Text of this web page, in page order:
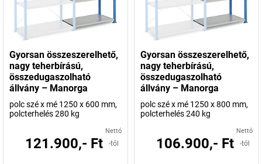
Gyorsan összeszerelhető,
nagy teherbírású,
összedugaszolható
állvány – Manorga
polc szé x mé 1250 x 600 mm,
polcterhelés 280 kg
Nettó
121.900,- Ft -tól
Gyorsan összeszerelhető,
nagy teherbírású,
összedugaszolható
állvány – Manorga
polc szé x mé 1250 x 800 mm,
polcterhelés 240 kg
Nettó
106.900,- Ft -tól